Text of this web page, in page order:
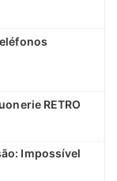
RETRO
Impossível